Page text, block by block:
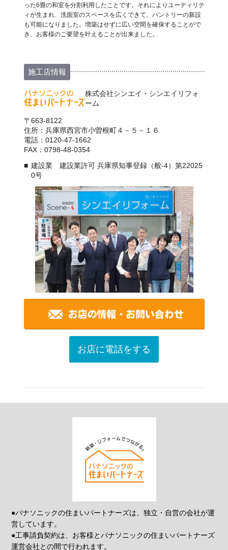
った6畳の和室を分割利用したことです。それによりユーティリテ
ィが生まれ、洗面室のスペースを広くできて、パントリーの新設
も可能になりました。増築はせずに広い空間を確保することがで
き、お客様のご要望を叶えることが出来ました。
施工店情報
株式会社シンエイ・シンエイリフォ
ーム
〒663-8122
住所：兵庫県西宮市小曽根町４－５－１６
電話：0120-47-1662
FAX：0798-48-0354
建設業 建設業許可 兵庫県知事登録（般-4）第22025
0号
お店に電話をする
●パナソニックの住まいパートナーズは、独立・自営の会社が運
営しています。
●工事請負契約は、お客様とパナソニックの住まいパートナーズ
運営会社との間で行われます。